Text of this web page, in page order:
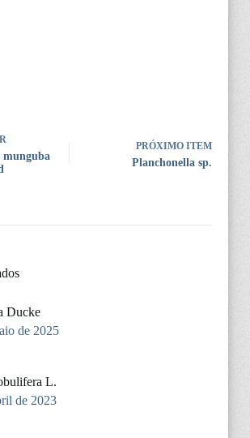
munguba
PRÓXIMO ITEM
Planchonella sp.
Ducke
de 2025
L.
de 2023